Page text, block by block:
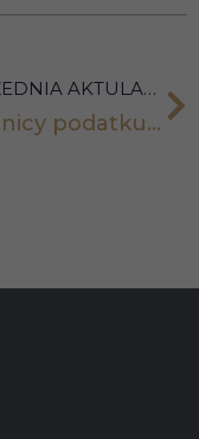
POPRZEDNIA AKTULANOŚĆ
Podatnicy podatku rolnego wkraczają w erę komunikacji elektronicznej – zmiany w zakresie składania wniosków